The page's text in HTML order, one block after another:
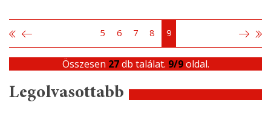
5 6 7 8 9
Összesen 27db találat. 9/9oldal.
Legolvasottabb